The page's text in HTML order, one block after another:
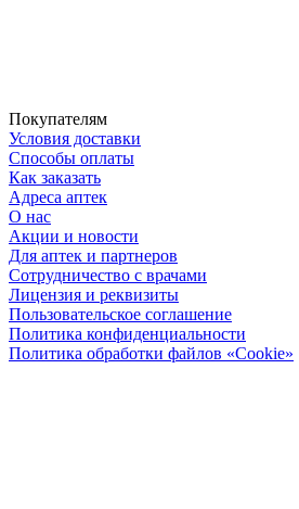
Покупателям
Условия доставки
Способы оплаты
Как заказать
Адреса аптек
О нас
Акции и новости
Для аптек и партнеров
Сотрудничество с врачами
Лицензия и реквизиты
Пользовательское соглашение
Политика конфиденциальности
Политика обработки файлов «Cookie»